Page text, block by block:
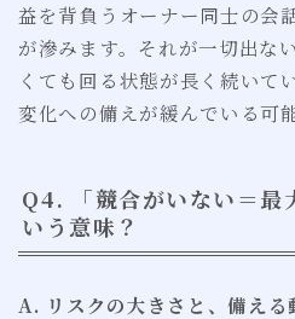
益を背負うオーナー同士の会
が滲みます。それが一切出な
くても回る状態が長く続い
変化への備えが緩んでいる可
Q4. 「競合がいない＝最
いう意味？
A. リスクの大きさと、備え